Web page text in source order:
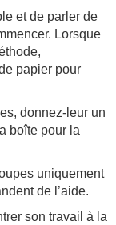
et de parler de
Lorsque
papier pour
donnez-leur un
boîte pour la
uniquement
de l’aide.
son travail à la